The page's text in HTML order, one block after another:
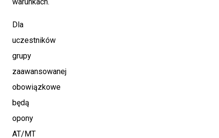
Dla
uczestników
grupy
zaawansowanej
obowiązkowe
będą
opony
AT/MT